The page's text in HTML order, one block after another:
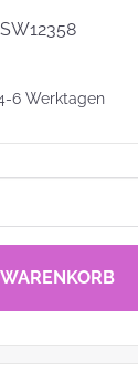
SW12358
6 Werktagen